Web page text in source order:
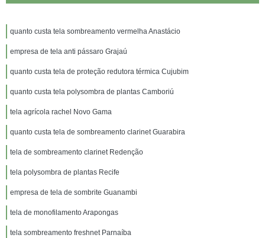
quanto custa tela sombreamento vermelha Anastácio
empresa de tela anti pássaro Grajaú
quanto custa tela de proteção redutora térmica Cujubim
quanto custa tela polysombra de plantas Camboriú
tela agrícola rachel Novo Gama
quanto custa tela de sombreamento clarinet Guarabira
tela de sombreamento clarinet Redenção
tela polysombra de plantas Recife
empresa de tela de sombrite Guanambi
tela de monofilamento Arapongas
tela sombreamento freshnet Parnaíba